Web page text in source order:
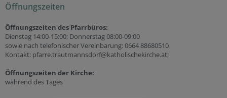
Öffnungszeiten
Öffnungszeiten des Pfarrbüros:
Dienstag 14:00-15:00; Donnerstag 08:00-09:00
sowie nach telefonischer Vereinbarung: 0664 88680510
Kontakt: pfarre.trautmannsdorf@katholischekirche.at;
Öffnungszeiten der Kirche:
während des Tages